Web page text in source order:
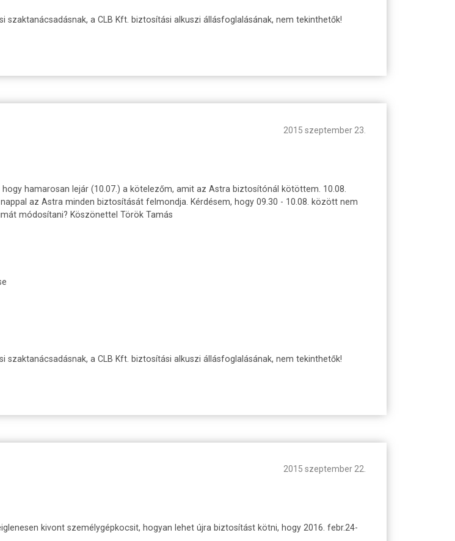
a CLB Kft. biztosítási alkuszi állásfoglalásának, nem tekinthetők!
2015 szeptember 23.
hamarosan lejár (10.07.) a kötelezőm, amit az Astra biztosítónál kötöttem. 10.08.
az Astra minden biztosítását felmondja. Kérdésem, hogy 09.30 - 10.08. között nem
módosítani? Köszönettel Török Tamás
a CLB Kft. biztosítási alkuszi állásfoglalásának, nem tekinthetők!
2015 szeptember 22.
kivont személygépkocsit, hogyan lehet újra biztosítást kötni, hogy 2016. febr.24-